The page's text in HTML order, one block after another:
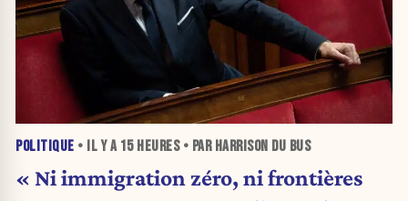
POLITIQUE • IL Y A 15 HEURES• PAR HARRISON DU BUS
« Ni immigration zéro, ni frontières